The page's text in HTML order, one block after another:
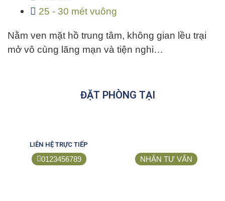
25 - 30 mét vuông
Nằm ven mặt hồ trung tâm, không gian lều trại
mở vô cùng lãng mạn và tiện nghi…
ĐẶT PHÒNG TẠI
LIÊN HỆ TRỰC TIẾP
0123456789 NHẬN TƯ VẤN